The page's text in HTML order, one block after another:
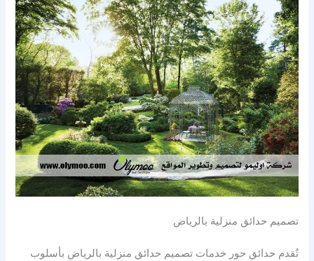
تصميم حدائق منزلية بالرياض
تُقدم حدائق حور خدمات تصميم حدائق منزلية بالرياض بأسلوب